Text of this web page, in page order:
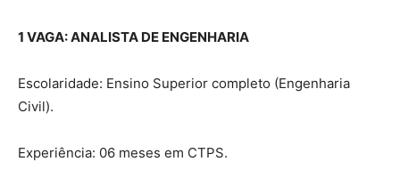
1 VAGA: ANALISTA DE ENGENHARIA
Escolaridade: Ensino Superior completo (Engenharia
Civil).
Experiência: 06 meses em CTPS.